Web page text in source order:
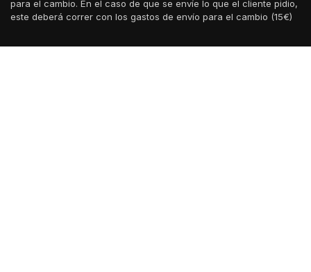
para el cambio. En el caso de que se envíe lo que el cliente pidio,
este deberá correr con los gastos de envío para el cambio (15€)